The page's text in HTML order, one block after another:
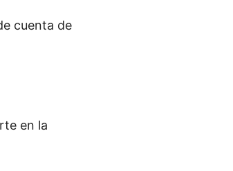
cuenta de
en la